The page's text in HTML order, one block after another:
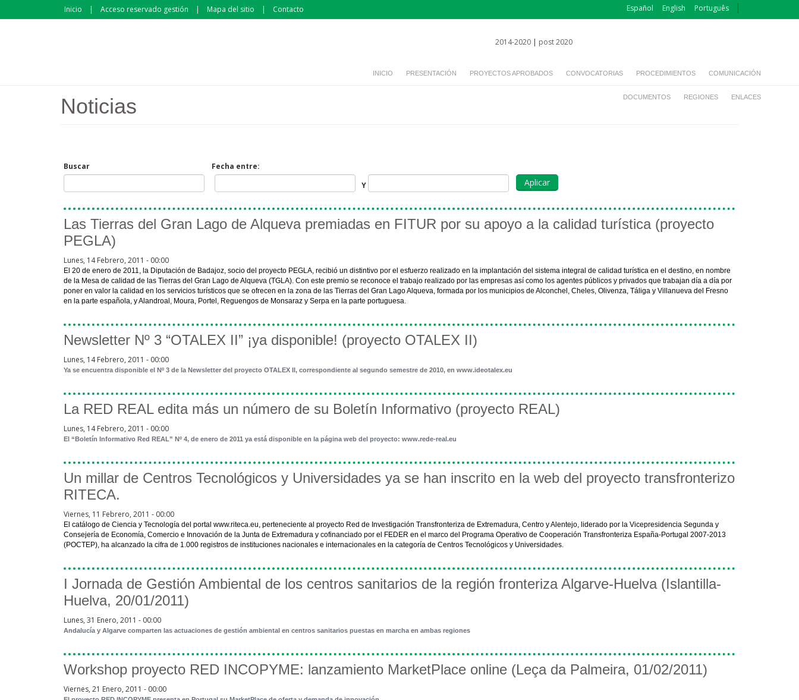
Pasar al contenido principal
Inicio Acceso reservado gestión Mapa del sitio Contacto Español English Português
INICIO PRESENTACIÓN PROYECTOS APROBADOS CONVOCATORIAS PROCEDIMIENTOS COMUNICACIÓN
DOCUMENTOS REGIONES ENLACES
2014-2020 | post 2020
Noticias
Buscar
Fecha entre:
Y
Las Tierras del Gran Lago de Alqueva premiadas en FITUR por su apoyo a la calidad turística (proyecto
PEGLA)
Lunes, 14 Febrero, 2011 - 00:00
El 20 de enero de 2011, la Diputación de Badajoz, socio del proyecto PEGLA, recibió un distintivo por el esfuerzo realizado en la implantación del sistema integral de calidad turística en el destino, en nombre
de la Mesa de calidad de las Tierras del Gran Lago de Alqueva (TGLA). Con este premio se reconoce el trabajo realizado por las empresas así como los agentes públicos y privados que trabajan día a día por
poner en valor la calidad en los servicios turísticos que se ofrecen en la zona de las Tierras del Gran Lago Alqueva, formada por los municipios de Alconchel, Cheles, Olivenza, Táliga y Villanueva del Fresno
en la parte española, y Alandroal, Moura, Portel, Reguengos de Monsaraz y Serpa en la parte portuguesa.
Newsletter Nº 3 “OTALEX II” ¡ya disponible! (proyecto OTALEX II)
Lunes, 14 Febrero, 2011 - 00:00
Ya se encuentra disponible el Nº 3 de la Newsletter del proyecto OTALEX II, correspondiente al segundo semestre de 2010, en www.ideotalex.eu
La RED REAL edita más un número de su Boletín Informativo (proyecto REAL)
Lunes, 14 Febrero, 2011 - 00:00
El “Boletín Informativo Red REAL” Nº 4, de enero de 2011 ya está disponible en la página web del proyecto: www.rede-real.eu
Un millar de Centros Tecnológicos y Universidades ya se han inscrito en la web del proyecto transfronterizo
RITECA.
Viernes, 11 Febrero, 2011 - 00:00
El catálogo de Ciencia y Tecnología del portal www.riteca.eu, perteneciente al proyecto Red de Investigación Transfronteriza de Extremadura, Centro y Alentejo, liderado por la Vicepresidencia Segunda y
Consejería de Economía, Comercio e Innovación de la Junta de Extremadura y cofinanciado por el FEDER en el marco del Programa Operativo de Cooperación Transfronteriza España-Portugal 2007-2013
(POCTEP), ha alcanzado la cifra de 1.000 registros de instituciones nacionales e internacionales en la categoría de Centros Tecnológicos y Universidades.
I Jornada de Gestión Ambiental de los centros sanitarios de la región fronteriza Algarve-Huelva (Islantilla-
Huelva, 20/01/2011)
Lunes, 31 Enero, 2011 - 00:00
Andalucía y Algarve comparten las actuaciones de gestión ambiental en centros sanitarios puestas en marcha en ambas regiones
Workshop proyecto RED INCOPYME: lanzamiento MarketPlace online (Leça da Palmeira, 01/02/2011)
Viernes, 21 Enero, 2011 - 00:00
Páginas